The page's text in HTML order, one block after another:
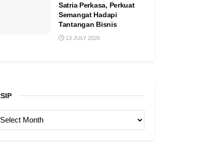
Satria Perkasa, Perkuat
Semangat Hadapi
Tantangan Bisnis
13 JULY 2026